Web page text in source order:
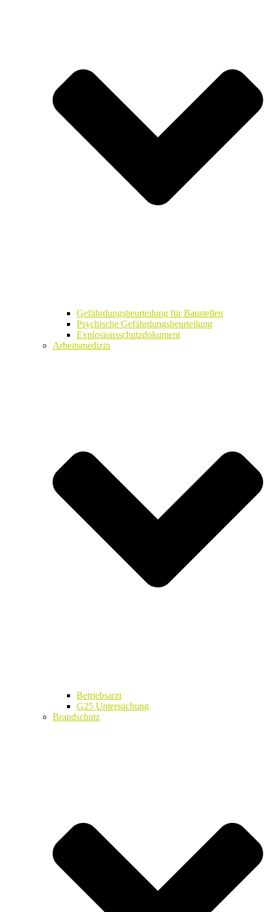
Gefährdungsbeurteilung für Baustellen
Psychische Gefährdungsbeurteilung
Explosionsschutzdokument
Arbeitsmedizin
Betriebsarzt
G25 Untersuchung
Brandschutz